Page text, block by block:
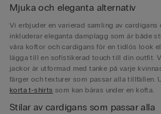
Mjuka och eleganta alternativ
Vi erbjuder en varierad samling av cardigans
inkluderar eleganta damplagg som är både
våra koftor och cardigans för en tidlös look
lägga till en sofistikerad touch till din outfit.
jackor är utformad med tanke på varje
färger och texturer som passar alla tillfällen.
korta t-shirts som kan bäras under en kofta.
Stilar av cardigans som passar alla